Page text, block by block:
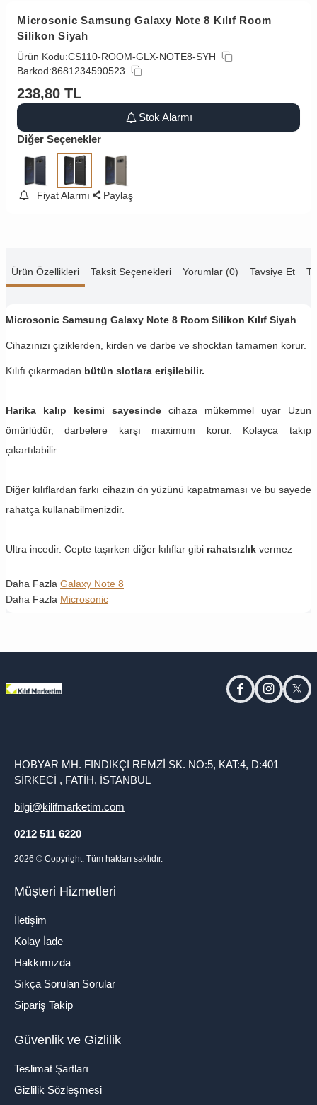
Microsonic Samsung Galaxy Note 8 Kılıf Room
Silikon Siyah
Ürün Kodu:CS110-ROOM-GLX-NOTE8-SYH
Barkod:8681234590523
238,80 TL
Stok Alarmı
Diğer Seçenekler
Fiyat Alarmı Paylaş
Ürün Özellikleri Taksit Seçenekleri Yorumlar (0) Tavsiye Et
Microsonic Samsung Galaxy Note 8 Room Silikon Kılıf Siyah
Cihazınızı çiziklerden, kirden ve darbe ve shocktan tamamen korur.
Kılıfı çıkarmadan bütün slotlara erişilebilir.
Harika kalıp kesimi sayesindecihaza mükemmel uyar Uzun
ömürlüdür, darbelere karşı maximum korur. Kolayca takıp
çıkartılabilir.
Diğer kılıflardan farkı cihazın ön yüzünü kapatmaması ve bu sayede
rahatça kullanabilmenizdir.
Ultra incedir. Cepte taşırken diğer kılıflar gibi rahatsızlık vermez
Daha Fazla Galaxy Note 8
Daha Fazla Microsonic
facebookinstagram
HOBYAR MH. FINDIKÇI REMZİ SK. NO:5, KAT:4, D:401
SİRKECİ , FATİH, İSTANBUL
bilgi@kilifmarketim.com
0212 511 6220
2026 © Copyright. Tüm hakları saklıdır.
Müşteri Hizmetleri
İletişim
Kolay İade
Hakkımızda
Sıkça Sorulan Sorular
Sipariş Takip
Güvenlik ve Gizlilik
Teslimat Şartları
Gizlilik Sözleşmesi